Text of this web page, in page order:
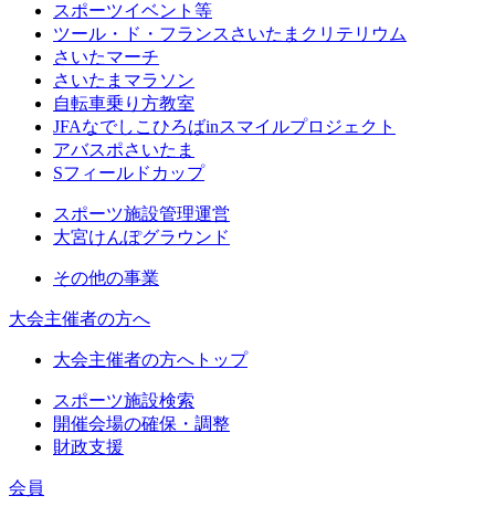
スポーツイベント等
ツール・ド・フランスさいたまクリテリウム
さいたマーチ
さいたまマラソン
自転車乗り方教室
JFAなでしこひろばinスマイルプロジェクト
アバスポさいたま
Sフィールドカップ
スポーツ施設管理運営
大宮けんぽグラウンド
その他の事業
大会主催者の方へ
大会主催者の方へトップ
スポーツ施設検索
開催会場の確保・調整
財政支援
会員